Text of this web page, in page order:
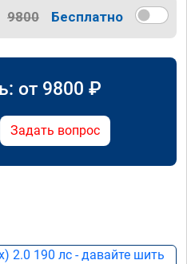
9800 Бесплатно
от 9800 ₽
Задать вопрос